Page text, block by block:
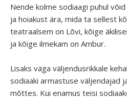
Nende kolme sodiaagi puhul
ja hoiakust ära, mida ta sellest
teatraalsem on Lõvi, kõige
ja kõige ilmekam on Ambur.
Lisaks väga väljendusrikkale
sodiaaki armastuse väljendajad
mõttes. Kui enamus teisi